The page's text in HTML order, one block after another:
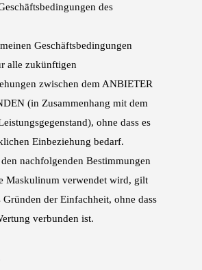
des
Geschäftsbedingungen
alle zukünftigen
gen zwischen dem ANBIETER
(in Zusammenhang mit dem
ohne dass es
Einbeziehung bedarf.
nachfolgenden Bestimmungen
Maskulinum verwendet wird, gilt
Gründen der Einfachheit, ohne dass
verbunden ist.